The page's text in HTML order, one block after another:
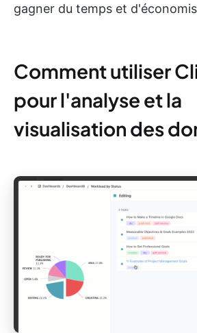
gagner du temps et
Comment utiliser
pour l'analyse et la
visualisation des